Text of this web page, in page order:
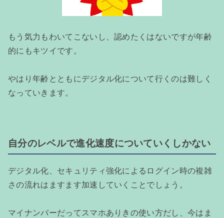
もう気力もわいてこないし、認めたくはないですが年齢
的にもキツイです。
やはり年齢とともにデジタル化について行くのは難しく
なっていきます。
自分のレベルで進化速度についていくしかない
デジタル化、セキュリティ強化によるログイン時の複雑
さの流れはますます加速していくことでしょう。
マイナンバーだってスマホありきの使い方だし、今はま